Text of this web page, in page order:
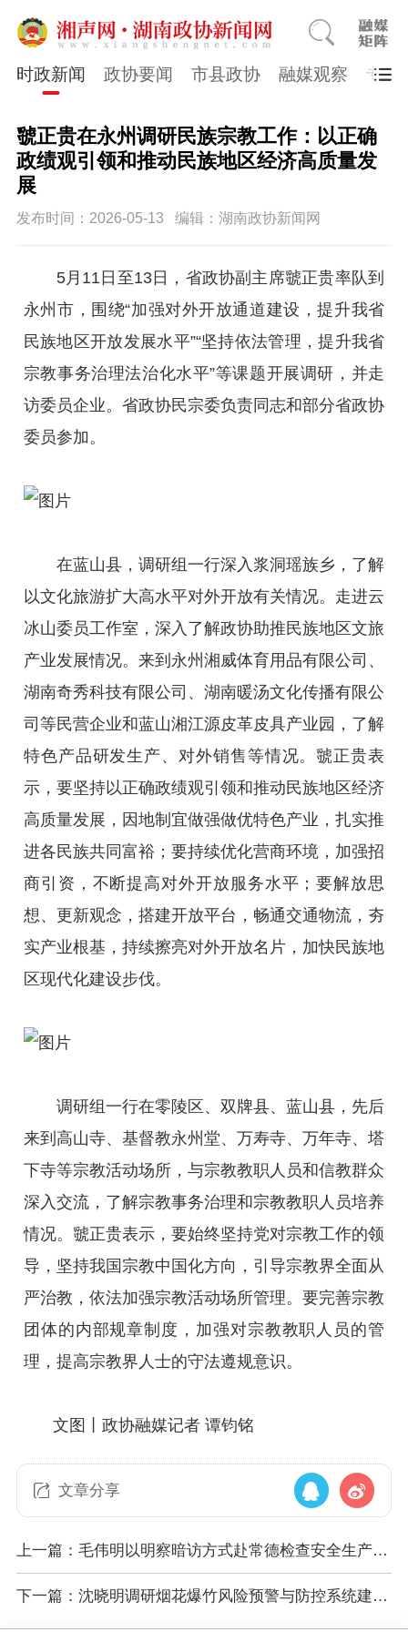
时政新闻 政协要闻 市县政协 融媒观察 专题
虢正贵在永州调研民族宗教工作：以正确
政绩观引领和推动民族地区经济高质量发
展
发布时间：2026-05-13 编辑：湖南政协新闻网
5月11日至13日，省政协副主席虢正贵率队到
永州市，围绕“加强对外开放通道建设，提升我省
民族地区开放发展水平”“坚持依法管理，提升我省
宗教事务治理法治化水平”等课题开展调研，并走
访委员企业。省政协民宗委负责同志和部分省政协
委员参加。
在蓝山县，调研组一行深入浆洞瑶族乡，了解
以文化旅游扩大高水平对外开放有关情况。走进云
冰山委员工作室，深入了解政协助推民族地区文旅
产业发展情况。来到永州湘威体育用品有限公司、
湖南奇秀科技有限公司、湖南暖汤文化传播有限公
司等民营企业和蓝山湘江源皮革皮具产业园，了解
特色产品研发生产、对外销售等情况。虢正贵表
示，要坚持以正确政绩观引领和推动民族地区经济
高质量发展，因地制宜做强做优特色产业，扎实推
进各民族共同富裕；要持续优化营商环境，加强招
商引资，不断提高对外开放服务水平；要解放思
想、更新观念，搭建开放平台，畅通交通物流，夯
实产业根基，持续擦亮对外开放名片，加快民族地
区现代化建设步伐。
调研组一行在零陵区、双牌县、蓝山县，先后
来到高山寺、基督教永州堂、万寿寺、万年寺、塔
下寺等宗教活动场所，与宗教教职人员和信教群众
深入交流，了解宗教事务治理和宗教教职人员培养
情况。虢正贵表示，要始终坚持党对宗教工作的领
导，坚持我国宗教中国化方向，引导宗教界全面从
严治教，依法加强宗教活动场所管理。要完善宗教
团体的内部规章制度，加强对宗教教职人员的管
理，提高宗教界人士的守法遵规意识。
文图丨政协融媒记者 谭钧铭
文章分享
上一篇：毛伟明以明察暗访方式赴常德检查安全生产工
作
下一篇：沈晓明调研烟花爆竹风险预警与防控系统建设